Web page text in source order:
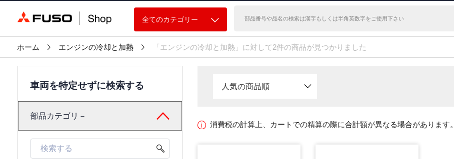
全てのカテゴリー
ホーム エンジンの冷却と加熱 「エンジンの冷却と加熱」に対して2件の商品が見つかりました
車両を特定せずに検索する
部品カテゴリ－
人気の商品順
消費税の計算上、カートでの精算の際に合計額が異なる場合があります。